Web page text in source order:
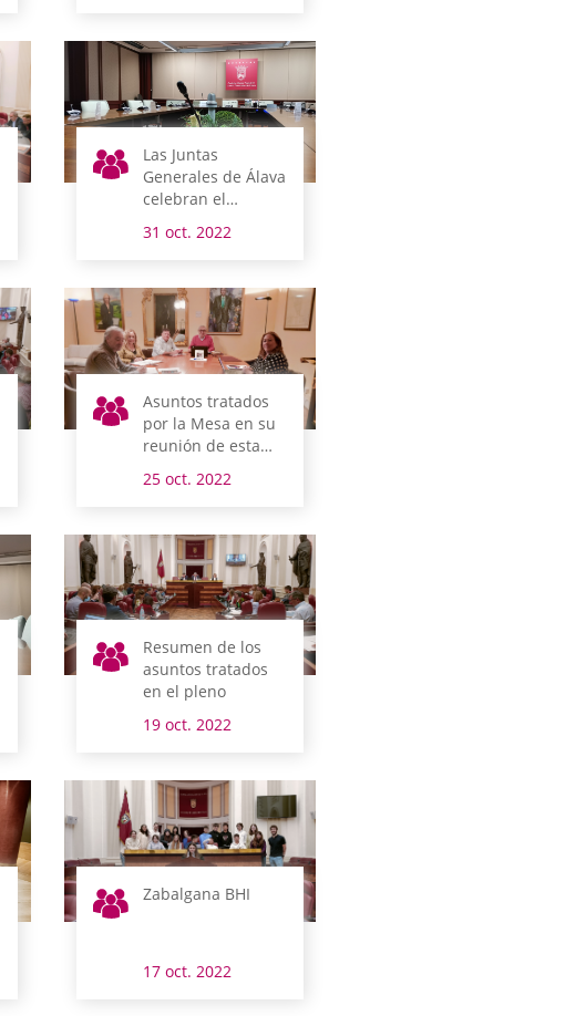
lunes en comisión
Las Juntas
Generales de Álava
celebran el
nuevo pleno de
foral
31 oct. 2022
Asuntos tratados
por la Mesa en su
reunión de esta
25 oct. 2022
Resumen de los
asuntos tratados
en el pleno
19 oct. 2022
Zabalgana BHI
17 oct. 2022